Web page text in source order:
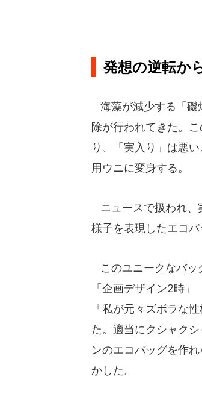
発想の逆転か
海藻が減少する「磯
除が行われてきた。
り、「実入り」は悪
用ウニに変身する。
ニュースで扱われ、
様子を表現したエコバ
このユニークなバッ
「企画デザイン2時
「私が元々ズボラな
た。適当にクシャク
ンのエコバッグを作
かした。